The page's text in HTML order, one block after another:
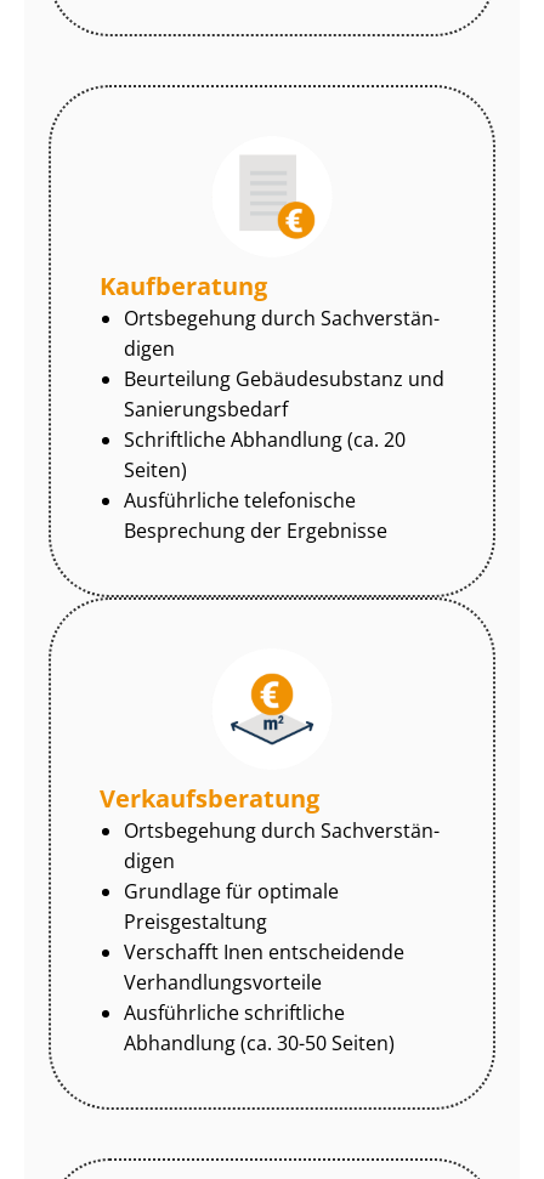
Kaufberatung
Ortsbegehung durch Sach­ver­stän­
di­gen
Beurteilung Gebäudesubstanz und
Sa­nie­rungs­be­darf
Schriftliche Abhandlung (ca. 20
Seiten)
Ausführliche telefonische
Besprechung der Ergebnisse
Ver­kaufs­be­ra­tung
Ortsbegehung durch Sach­ver­stän­
di­gen
Grundlage für optimale
Preisgestaltung
Verschafft Inen entscheidende
Ver­hand­lungs­vor­tei­le
Ausführliche schriftliche
Abhandlung (ca. 30-50 Seiten)